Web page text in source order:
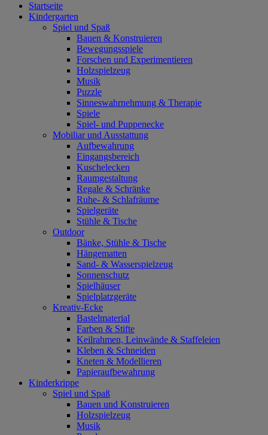
Startseite
Kindergarten
Spiel und Spaß
Bauen & Konstruieren
Bewegungsspiele
Forschen und Experimentieren
Holzspielzeug
Musik
Puzzle
Sinneswahrnehmung & Therapie
Spiele
Spiel- und Puppenecke
Mobiliar und Ausstattung
Aufbewahrung
Eingangsbereich
Kuschelecken
Raumgestaltung
Regale & Schränke
Ruhe- & Schlafräume
Spielgeräte
Stühle & Tische
Outdoor
Bänke, Stühle & Tische
Hängematten
Sand- & Wasserspielzeug
Sonnenschutz
Spielhäuser
Spielplatzgeräte
Kreativ-Ecke
Bastelmaterial
Farben & Stifte
Keilrahmen, Leinwände & Staffeleien
Kleben & Schneiden
Kneten & Modellieren
Papieraufbewahrung
Kinderkrippe
Spiel und Spaß
Bauen und Konstruieren
Holzspielzeug
Musik